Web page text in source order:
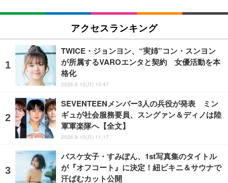
アクセスランキング
TWICE・ジョンヨン、“実姉”コン・スンヨン
が所属するVAROエンタと契約 女優活動を本
格化
2026.8.10(月) 13:47
SEVENTEENメンバー3人の兵役が発表 ミン
ギュが社会服務要員、スングァン＆ディノは陸
軍軍楽隊へ【全文】
2026.8.10(月) 11:17
バスケ女子・すみぽん、1st写真集のタイトル
が『オフコート』に決定！紐ビキニ＆サウナで
汗ばむカット公開